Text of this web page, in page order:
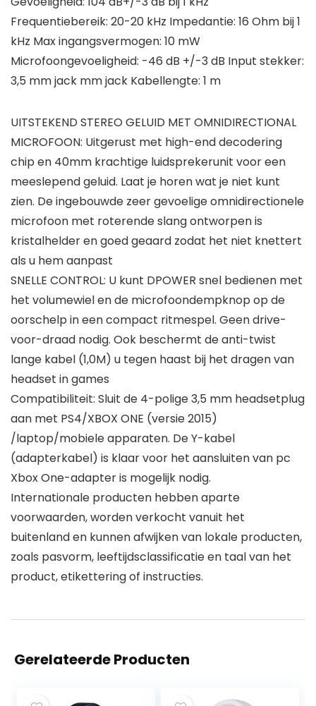
Frequentiebereik: 20-20 kHz Impedantie: 16 Ohm bij 1
kHz Max ingangsvermogen: 10 mW
Microfoongevoeligheid: -46 dB +/-3 dB Input stekker:
3,5 mm jack mm jack Kabellengte: 1 m
UITSTEKEND STEREO GELUID MET OMNIDIRECTIONAL
MICROFOON: Uitgerust met high-end decodering
chip en 40mm krachtige luidsprekerunit voor een
meeslepend geluid. Laat je horen wat je niet kunt
zien. De ingebouwde zeer gevoelige omnidirectionele
microfoon met roterende slang ontworpen is
kristalhelder en goed geaard zodat het niet knettert
als u hem aanpast
SNELLE CONTROL: U kunt DPOWER snel bedienen met
het volumewiel en de microfoondempknop op de
oorschelp in een compact ritmespel. Geen drive-
voor-draad nodig. Ook beschermt de anti-twist
lange kabel (1,0M) u tegen haast bij het dragen van
headset in games
Compatibiliteit: Sluit de 4-polige 3,5 mm headsetplug
aan met PS4/XBOX ONE (versie 2015)
/laptop/mobiele apparaten. De Y-kabel
(adapterkabel) is klaar voor het aansluiten van pc
Xbox One-adapter is mogelijk nodig.
Internationale producten hebben aparte
voorwaarden, worden verkocht vanuit het
buitenland en kunnen afwijken van lokale producten,
zoals pasvorm, leeftijdsclassificatie en taal van het
product, etikettering of instructies.
Gerelateerde Producten